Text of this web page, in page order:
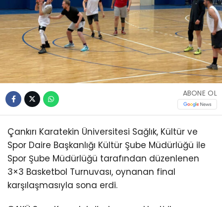
ABONE OL
Çankırı Karatekin Üniversitesi Sağlık, Kültür ve
Spor Daire Başkanlığı Kültür Şube Müdürlüğü ile
Spor Şube Müdürlüğü tarafından düzenlenen
3×3 Basketbol Turnuvası, oynanan final
karşılaşmasıyla sona erdi.